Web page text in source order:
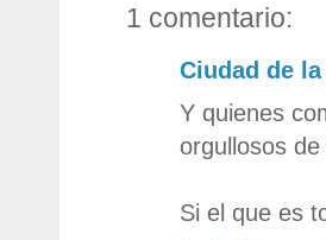
1 comentario:
Ciudad de
Y quienes
orgullosos de
Si el que es